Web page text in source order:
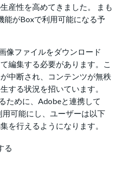
産性を高めてきました。
まも
能がBoxで利用可能になる予
像ファイルをダウンロード
編集する必要があります。こ
中断され、コンテンツが無秩
する状況を招いています。
ために、Adobeと連携して
用可能にし、ユーザーは以下
を行えるようになります。
る